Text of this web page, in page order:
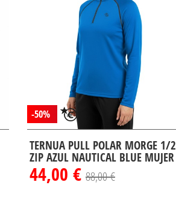
-50%
TERNUA PULL POLAR MORGE 1/2
ZIP AZUL NAUTICAL BLUE MUJER
44,00 € 88,00 €